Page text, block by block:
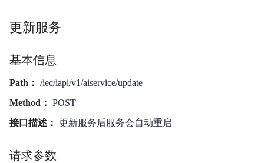
更新服务
基本信息
Path： /iec/iapi/v1/aiservice/update
Method： POST
接口描述： 更新服务后服务会自动重启
请求参数